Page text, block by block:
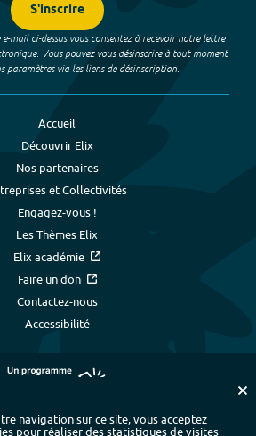
S'inscrire
mail ci-dessus vous consentez à recevoir notre lettre
Vous pouvez vous désinscrire à tout moment
paramètres via les liens de désinscription.
Accueil
Découvrir Elix
Nos partenaires
et Collectivités
Engagez-vous !
Les Thèmes Elix
Elix académie
Faire un don
Contactez-nous
Accessibilité
navigation sur ce site, vous acceptez
pour réaliser des statistiques de visites